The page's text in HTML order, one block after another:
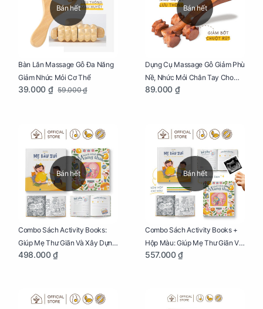
Bán hết
Bàn Lăn Massage Gỗ Đa Năng
Giảm Nhức Mỏi Cơ Thể
39.000 ₫ 59.000 ₫
Bán hết
Dụng Cụ Massage Gỗ Giảm Phù
Nề, Nhức Mỏi Chân Tay Cho
Mẹ Bầu
89.000 ₫
Bán hết
Combo Sách Activity Books:
Giúp Mẹ Thư Giãn Và Xây Dựng
Thai Kỳ Chu Đáo
498.000 ₫
Bán hết
Combo Sách Activity Books +
Hộp Màu: Giúp Mẹ Thư Giãn Và
Xây Dựng Thai Kỳ Chu Đáo
557.000 ₫